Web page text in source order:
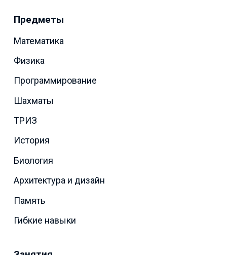
Предметы
Математика
Физика
Программирование
Шахматы
ТРИЗ
История
Биология
Архитектура и дизайн
Память
Гибкие навыки